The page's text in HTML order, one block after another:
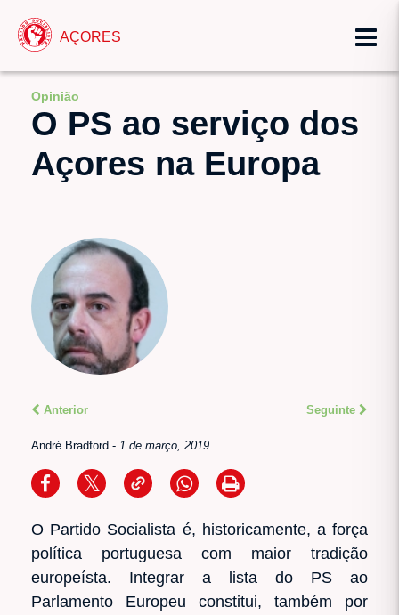
AÇORES
Opinião
O PS ao serviço dos
Açores na Europa
Anterior Seguinte
André Bradford - 1 de março, 2019
O Partido Socialista é, historicamente, a força
política portuguesa com maior tradição
europeísta. Integrar a lista do PS ao
Parlamento Europeu constitui, também por